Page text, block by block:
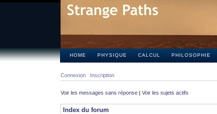
HOME PHYSIQUE CALCUL PHILOSOPHIE
Connexion Inscription
Voir les messages sans réponse | Voir les sujets actifs
Index du forum